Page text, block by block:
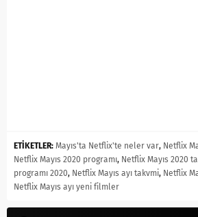
ETİKETLER: Mayıs'ta Netflix'te neler var, Netflix
Netflix Mayıs 2020 programı, Netflix Mayıs 2020
programı 2020, Netflix Mayıs ayı takvmi, Netflix
Netflix Mayıs ayı yeni filmler